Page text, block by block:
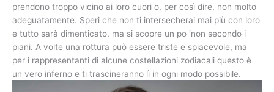
prendono troppo vicino ai loro cuori o, per così dire, non molto
adeguatamente. Speri che non ti intersecherai mai più con loro
e tutto sarà dimenticato, ma si scopre un po ‘non secondo i
piani. A volte una rottura può essere triste e spiacevole, ma
per i rappresentanti di alcune costellazioni zodiacali questo è
un vero inferno e ti trascineranno lì in ogni modo possibile.